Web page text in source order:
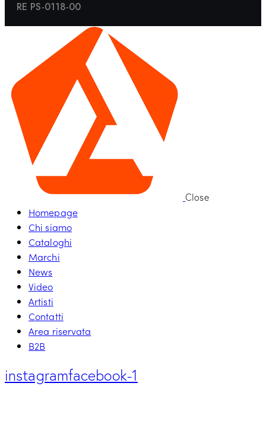
RE PS-0118-00
Close
Homepage
Chi siamo
Cataloghi
Marchi
News
Video
Artisti
Contatti
Area riservata
B2B
instagramfacebook-1